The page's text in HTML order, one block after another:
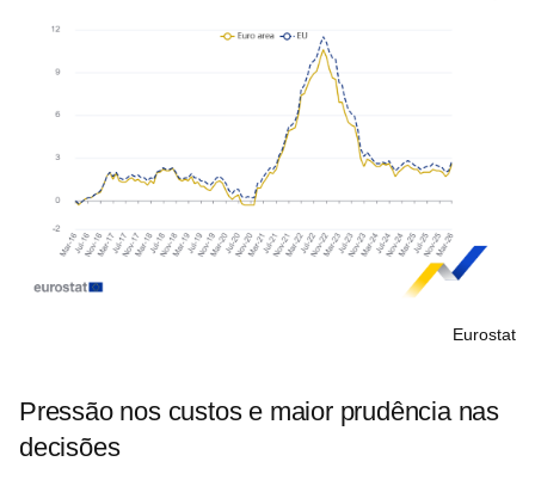
Eurostat
Pressão nos custos e maior prudência nas
decisões